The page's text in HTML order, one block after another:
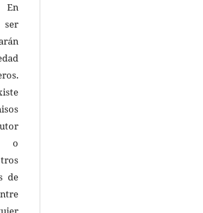
En
o
de